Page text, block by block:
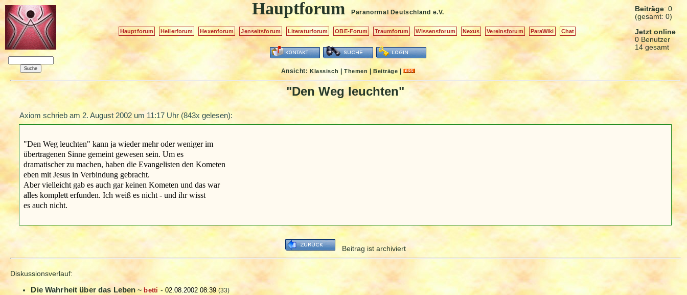
Beiträge: 0
(gesamt: 0)
Jetzt online
0 Benutzer
14 gesamt
Hauptforum Paranormal Deutschland e.V.
Hauptforum Heilerforum Hexenforum Jenseitsforum Literaturforum OBE-Forum Traumforum Wissensforum Nexus Vereinsforum ParaWiki Chat
Ansicht:Klassisch |Themen |Beiträge |
"Den Weg leuchten"
Axiom schrieb am2. August 2002 um 11:17 Uhr(843x gelesen):
"Den Weg leuchten" kann ja wieder mehr oder weniger im
übertragenen Sinne gemeint gewesen sein. Um es
dramatischer zu machen, haben die Evangelisten den Kometen
eben mit Jesus in Verbindung gebracht.
Aber vielleicht gab es auch gar keinen Kometen und das war
alles komplett erfunden. Ich weiß es nicht - und ihr wisst
es auch nicht.
Beitrag ist archiviert
Diskussionsverlauf:
Die Wahrheit über das Leben~ betti - 02.08.2002 08:39 (33)